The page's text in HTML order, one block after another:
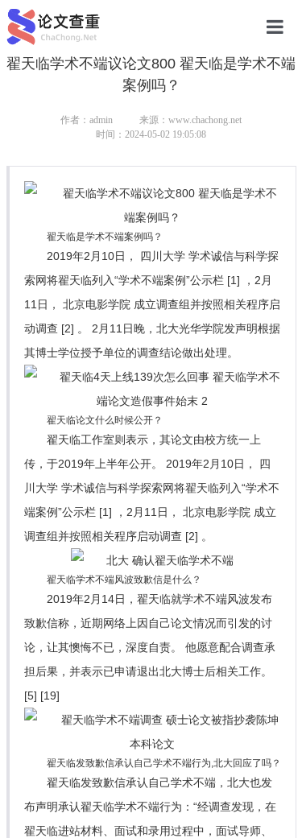
网站首页
本科论文
博士论文
翟天临学术不端议论文800 翟天临是学术不端
案例吗？
作者：admin
来源：www.chachong.net
时间：2024-05-02 19:05:08
翟天临是学术不端案例吗？
2019年2月10日， 四川大学 学术诚信与科学探
索网将翟天临列入“学术不端案例”公示栏 [1] ，2月
11日， 北京电影学院 成立调查组并按照相关程序启
动调查 [2] 。 2月11日晚，北大光华学院发声明根据
其博士学位授予单位的调查结论做出处理。
翟天临论文什么时候公开？
翟天临工作室则表示，其论文由校方统一上
传，于2019年上半年公开。 2019年2月10日， 四
川大学 学术诚信与科学探索网将翟天临列入“学术不
端案例”公示栏 [1] ，2月11日， 北京电影学院 成立
调查组并按照相关程序启动调查 [2] 。
翟天临学术不端风波致歉信是什么？
2019年2月14日，翟天临就学术不端风波发布
致歉信称，近期网络上因自己论文情况而引发的讨
论，让其懊悔不已，深度自责。 他愿意配合调查承
担后果，并表示已申请退出北大博士后相关工作。
[5] [19]
翟天临发致歉信承认自己学术不端行为,北大回应了吗？
翟天临发致歉信承认自己学术不端，北大也发
布声明承认翟天临学术不端行为：“经调查发现，在
翟天临进站材料、面试和录用过程中，面试导师、